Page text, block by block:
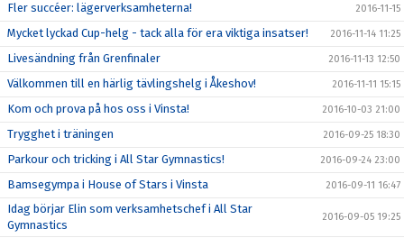
Fler succéer: lägerverksamheterna! 2016-11-15
Mycket lyckad Cup-helg - tack alla för era viktiga insatser! 2016-11-14 11:25
Livesändning från Grenfinaler 2016-11-13 12:50
Välkommen till en härlig tävlingshelg i Åkeshov! 2016-11-11 15:15
Kom och prova på hos oss i Vinsta! 2016-10-03 21:00
Trygghet i träningen 2016-09-25 18:30
Parkour och tricking i All Star Gymnastics! 2016-09-24 23:00
Bamsegympa i House of Stars i Vinsta 2016-09-11 16:47
Idag börjar Elin som verksamhetschef i All Star
Gymnastics
2016-09-05 19:25